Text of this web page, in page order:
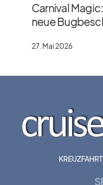
Carnival
neue
27. Mai 2026